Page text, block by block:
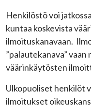
Henkilöstö voi
kuntaa koskevista
ilmoituskanavaan.
”palautekanava”
väärinkäytösten
Ulkopuoliset henkilöt
ilmoitukset